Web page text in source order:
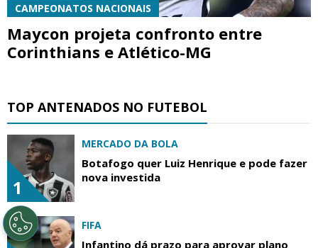
CAMPEONATOS NACIONAIS
Maycon projeta confronto entre
Corinthians e Atlético-MG
TOP ANTENADOS NO FUTEBOL
1
MERCADO DA BOLA
Botafogo quer Luiz Henrique e pode fazer
nova investida
FIFA
Infantino dá prazo para aprovar plano